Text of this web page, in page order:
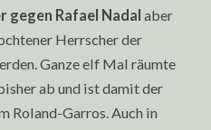
gegen Rafael Nadal aber
Herrscher der
Ganze elf Mal räumte
ab und ist damit der
Roland-Garros. Auch in